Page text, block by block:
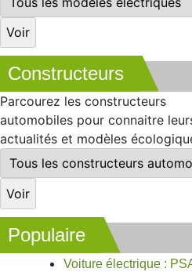
Constructeurs
Parcourez les constructeurs
automobiles pour connaitre
actualités et modèles
Populaire
Voiture électrique :